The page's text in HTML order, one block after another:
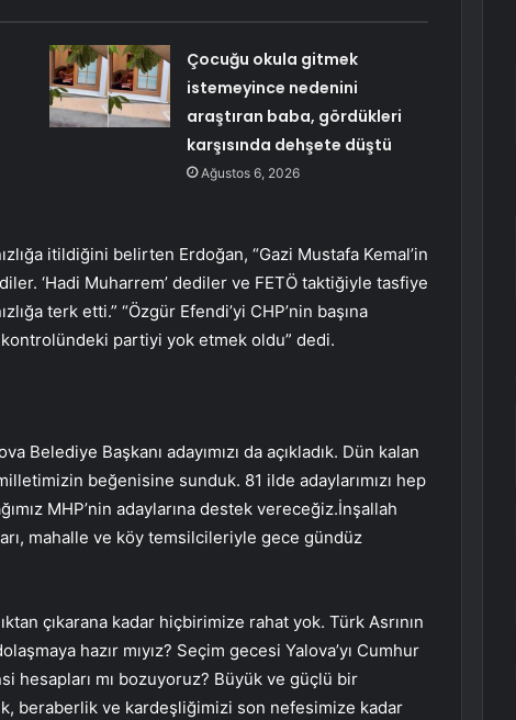
Çocuğu okula gitmek
istemeyince nedenini
araştıran baba, gördükleri
karşısında dehşete düştü
Ağustos 6, 2026
itildiğini belirten Erdoğan, “Gazi Mustafa Kemal’in
‘Hadi Muharrem’ dediler ve FETÖ taktiğiyle tasfiye
terk etti.” “Özgür Efendi’yi CHP’nin başına
partiyi yok etmek oldu” dedi.
Belediye Başkanı adayımızı da açıkladık. Dün kalan
beğenisine sunduk. 81 ilde adaylarımızı hep
MHP’nin adaylarına destek vereceğiz.İnşallah
mahalle ve köy temsilcileriyle gece gündüz
çıkarana kadar hiçbirimize rahat yok. Türk Asrının
hazır mıyız? Seçim gecesi Yalova’yı Cumhur
hesapları mı bozuyoruz? Büyük ve güçlü bir
beraberlik ve kardeşliğimizi son nefesimize kadar